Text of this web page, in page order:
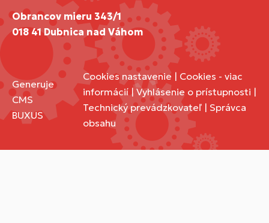
Obrancov mieru 343/1
018 41 Dubnica nad Váhom
Generuje
CMS
BUXUS
Cookies nastavenie | Cookies - viac
informácií| Vyhlásenie o prístupnosti |
Technický prevádzkovateľ | Správca
obsahu